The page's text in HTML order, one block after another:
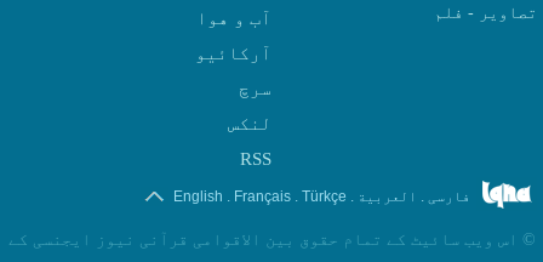
تصاوير - فلم
آب و هوا
سرچ
لنکس
RSS
فارسی . العربیة .
Türkçe
.
Français
.
English
© اس ویب سائیٹ کے تمام حقوق بین الاقوامی قرآنی نیوز ایجنسی کے